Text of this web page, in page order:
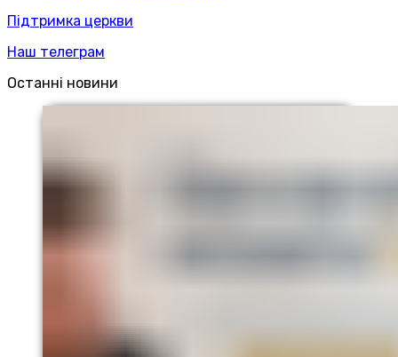
Підтримка церкви
Наш телеграм
Останні новини